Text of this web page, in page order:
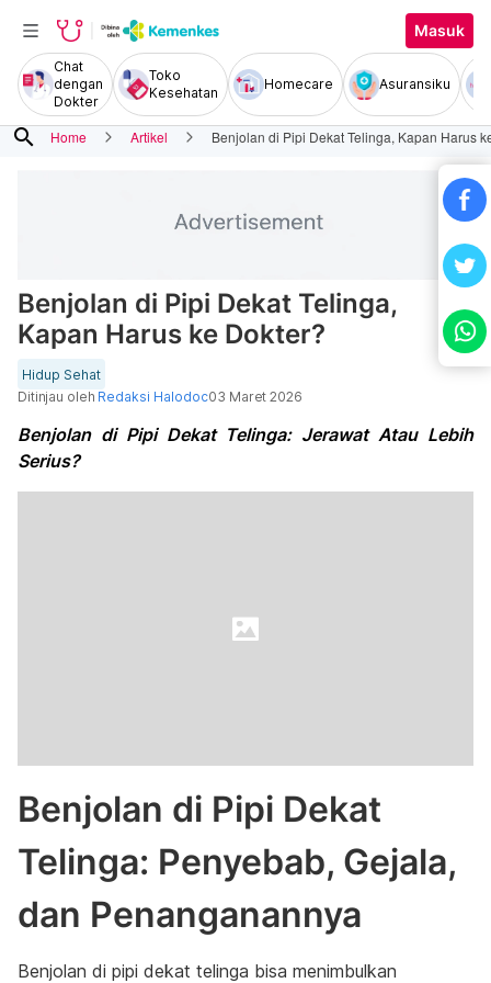
Masuk
Chat
dengan
Dokter
Toko
Kesehatan
Homecare Asuransiku
search Home Artikel Benjolan di Pipi Dekat Telinga, Kapan Harus
Benjolan di Pipi Dekat Telinga,
Kapan Harus ke Dokter?
Hidup Sehat
Ditinjau oleh Redaksi Halodoc03 Maret 2026
Benjolan di Pipi Dekat Telinga: Jerawat Atau Lebih
Serius?
Benjolan di Pipi Dekat
Telinga: Penyebab, Gejala,
dan Penanganannya
Benjolan di pipi dekat telinga bisa menimbulkan